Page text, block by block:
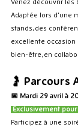
Venez découvrir les
Adaptée lors d'une
stands, des
excellente
bien-être, en
🤰 Parcours
📅 Mardi 29 avril à
Exclusivement
Participez à une